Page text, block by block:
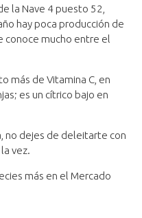
la Nave 4 puesto 52,
hay poca producción de
conoce mucho entre el
más de Vitamina C, en
es un cítrico bajo en
no dejes de deleitarte con
vez.
más en el Mercado